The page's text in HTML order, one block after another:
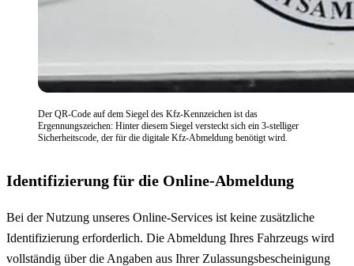
Der QR-Code auf dem Siegel des Kfz-Kennzeichen ist das
Ergennungszeichen: Hinter diesem Siegel versteckt sich ein 3-stelliger
Sicherheitscode, der für die digitale Kfz-Abmeldung benötigt wird.
Identifizierung für die Online-Abmeldung
Bei der Nutzung unseres Online-Services ist keine zusätzliche
Identifizierung erforderlich. Die Abmeldung Ihres Fahrzeugs wird
vollständig über die Angaben aus Ihrer Zulassungsbescheinigung